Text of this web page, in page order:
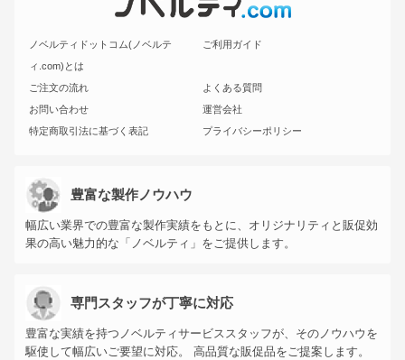
ノベルティドットコム(ノベルテ
ィ.com)とは
ご利用ガイド
ご注文の流れ
よくある質問
お問い合わせ
運営会社
特定商取引法に基づく表記
プライバシーポリシー
豊富な製作ノウハウ
幅広い業界での豊富な製作実績をもとに、オリジナリティと販促効
果の高い魅力的な「ノベルティ」をご提供します。
専門スタッフが丁寧に対応
豊富な実績を持つノベルティサービススタッフが、そのノウハウを
駆使して幅広いご要望に対応。 高品質な販促品をご提案します。